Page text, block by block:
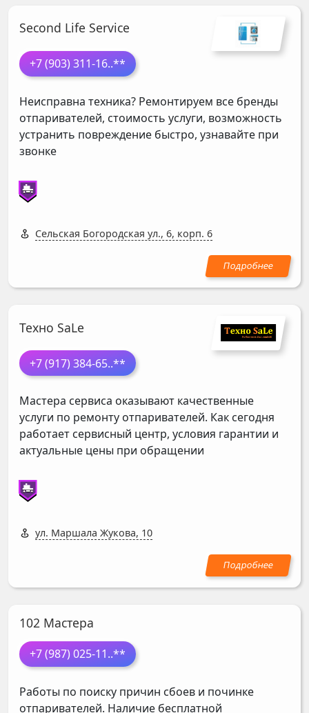
Second Life Service
+7 (903) 311-16..**
Неисправна техника? Ремонтируем все бренды
отпаривателей, стоимость услуги, возможность
устранить повреждение быстро, узнавайте при
звонке
Сельская Богородская ул., 6, корп. 6
Техно SaLe
+7 (917) 384-65..**
Мастера сервиса оказывают качественные
услуги по ремонту отпаривателей. Как сегодня
работает сервисный центр, условия гарантии и
актуальные цены при обращении
ул. Маршала Жукова, 10
102 Мастера
+7 (987) 025-11..**
Работы по поиску причин сбоев и починке
отпаривателей. Наличие бесплатной